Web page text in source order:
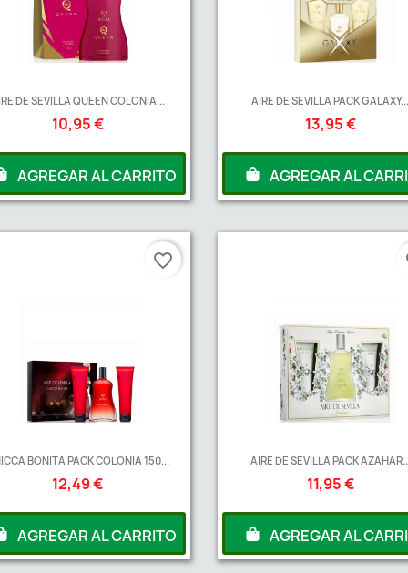
DE SEVILLA QUEEN COLONIA...
10,95 €
AGREGAR AL CARRITO
AIRE DE SEVILLA PACK GALAXY...
13,95 €
AGREGAR AL
BONITA PACK COLONIA 150...
12,49 €
AGREGAR AL CARRITO
favorite_border
AIRE DE SEVILLA PACK
11,95 €
AGREGAR AL